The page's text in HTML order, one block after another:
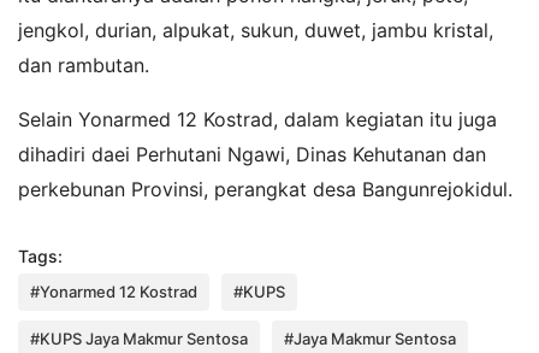
jengkol, durian, alpukat, sukun, duwet, jambu kristal,
dan rambutan.
Selain Yonarmed 12 Kostrad, dalam kegiatan itu juga
dihadiri daei Perhutani Ngawi, Dinas Kehutanan dan
perkebunan Provinsi, perangkat desa Bangunrejokidul.
Tags:
#Yonarmed 12 Kostrad #KUPS
#KUPS Jaya Makmur Sentosa #Jaya Makmur Sentosa